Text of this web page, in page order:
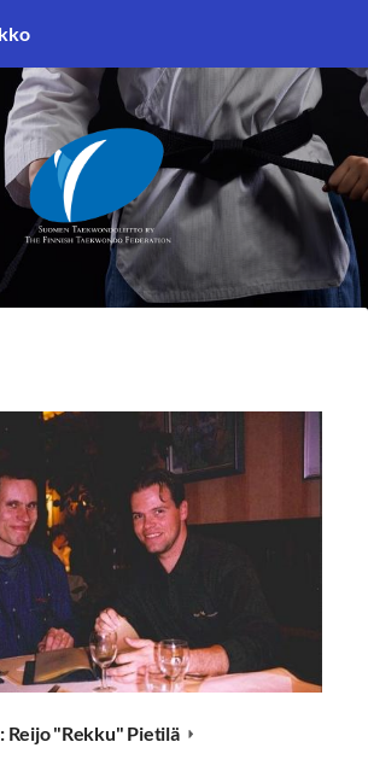
Suomen Taekwondoliitto ry
"Rekku" Pietilä